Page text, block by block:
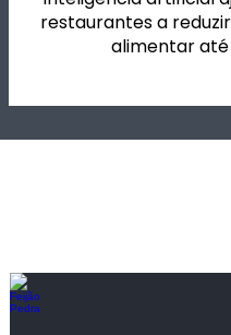
restaurantes a
alimentar até
Feijão Pedra
Leguminosas